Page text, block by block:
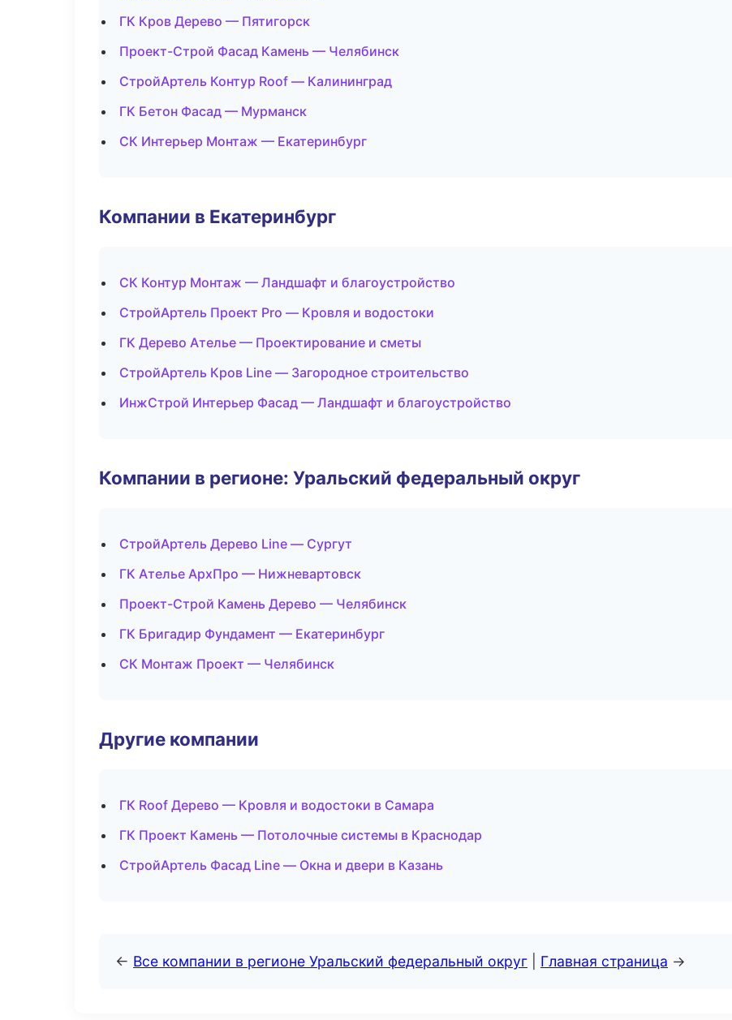
ГК Кров Дерево — Пятигорск
Проект-Строй Фасад Камень — Челябинск
СтройАртель Контур Roof — Калининград
ГК Бетон Фасад — Мурманск
СК Интерьер Монтаж — Екатеринбург
Компании в Екатеринбург
СК Контур Монтаж — Ландшафт и благоустройство
СтройАртель Проект Pro — Кровля и водостоки
ГК Дерево Ателье — Проектирование и сметы
СтройАртель Кров Line — Загородное строительство
ИнжСтрой Интерьер Фасад — Ландшафт и благоустройство
Компании в регионе: Уральский федеральный округ
СтройАртель Дерево Line — Сургут
ГК Ателье АрхПро — Нижневартовск
Проект-Строй Камень Дерево — Челябинск
ГК Бригадир Фундамент — Екатеринбург
СК Монтаж Проект — Челябинск
Другие компании
ГК Roof Дерево — Кровля и водостоки в Самара
ГК Проект Камень — Потолочные системы в Краснодар
СтройАртель Фасад Line — Окна и двери в Казань
← Все компании в регионе Уральский федеральный округ Главная страница →